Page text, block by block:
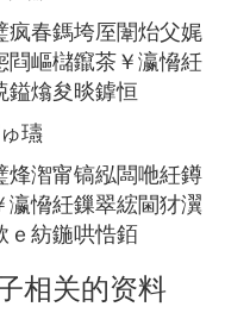
春鎷垮厔闈炲父娓
嶇櫧鑹茶￥瀛愶紝
鎰熻夋晱鎼恒
瓙
潪甯镐紭闆咃紝鐏
愶紝鏁翠綋閫犲瀷
ｅ紡鍦哄悎銆
相关的资料